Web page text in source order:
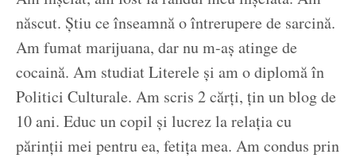
născut. Știu ce înseamnă o întrerupere de sarcină.
Am fumat marijuana, dar nu m-aș atinge de
cocaină. Am studiat Literele și am o diplomă în
Politici Culturale. Am scris 2 cărți, țin un blog de
10 ani. Educ un copil și lucrez la relația cu
părinții mei pentru ea, fetița mea. Am condus prin